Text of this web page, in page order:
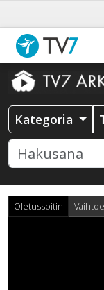
Kategoria
Oletussoitin